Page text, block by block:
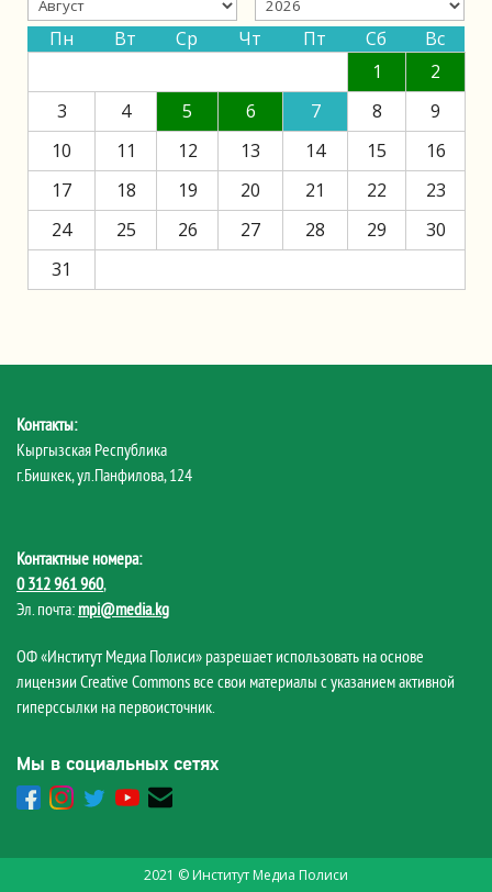
Пн Вт Ср Чт Пт Сб
Вс
1
2
3
4 5 6 7 8
9
10
11 12 13 14 15
16
17
18 19 20 21 22
23
24
25 26 27 28 29
30
31
Контакты:
Кыргызская Республика
г.Бишкек, ул.Панфилова, 124
Контактные номера:
0 312 961 960,
Эл. почта: mpi@media.kg
ОФ «Институт Медиа Полиси» разрешает использовать на основе
лицензии Creative Commons все свои материалы с указанием активной
гиперссылки на первоисточник.
Мы в социальных сетях
2021 © Институт Медиа Полиси